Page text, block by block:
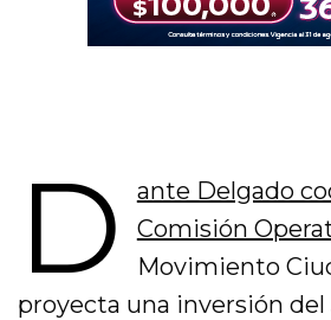
D
ante Delgado
Comisión
Movimiento
proyecta una inversión del